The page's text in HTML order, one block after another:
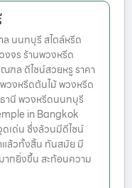
นนทบุรี สไตล์หรีด
จร ร้านพวงหรีด
ฑล ดีไซน์สวยหรู ราคา
งหรีดต้นไม้ พวงหรีด
านี พวงหรีดนนทบุรี
in Bangkok
ดเด่น ซึ่งล้วนมีดีไซน์
แล้วทั้งสิ้น ทันสมัย มี
ากยิ่งขึ้น สะท้อนความ